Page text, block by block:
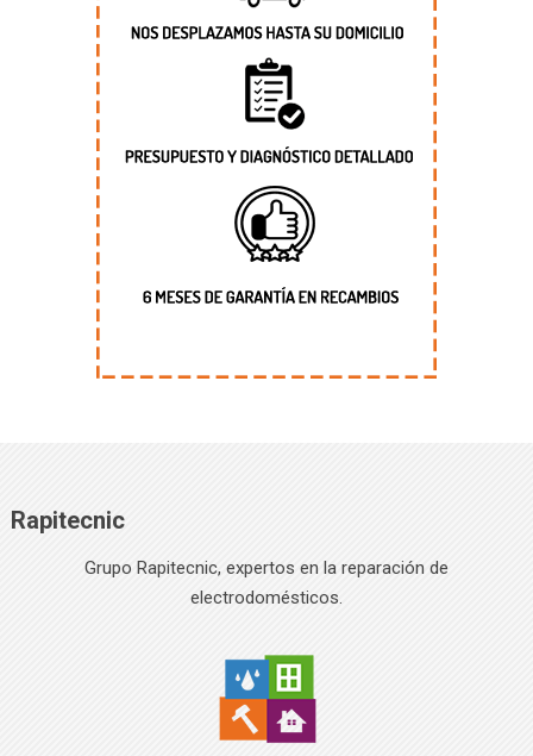
Rapitecnic
Grupo Rapitecnic, expertos en la reparación de
electrodomésticos.